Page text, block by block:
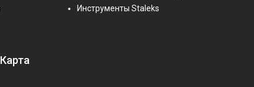
Инструменты Staleks
Карта